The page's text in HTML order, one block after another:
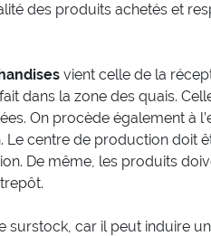
des produits achetés et
vient celle de la
dans la zone des quais.
On procède également à
Le centre de production doit
De même, les produits
surstock, car il peut induire